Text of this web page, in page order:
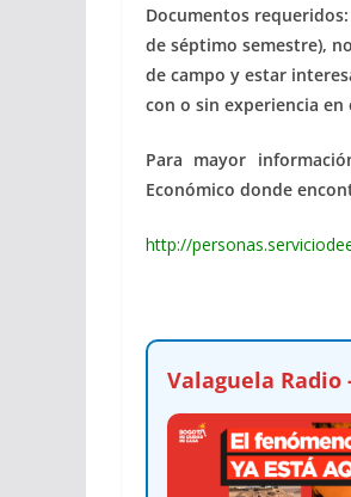
Documentos
de séptimo semestre),
de campo y estar
con o sin experiencia
Para mayor
Económico donde
http://
Valaguela Radio